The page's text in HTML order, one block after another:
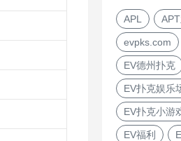
APL
evpks.com
EV德州扑克
EV扑克娱乐
EV扑克小游
EV福利